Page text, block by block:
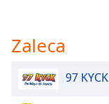
Zaleca
97 KYCK